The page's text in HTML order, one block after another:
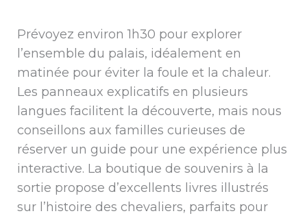
Prévoyez environ 1h30 pour explorer
l’ensemble du palais, idéalement en
matinée pour éviter la foule et la chaleur.
Les panneaux explicatifs en plusieurs
langues facilitent la découverte, mais nous
conseillons aux familles curieuses de
réserver un guide pour une expérience plus
interactive. La boutique de souvenirs à la
sortie propose d’excellents livres illustrés
sur l’histoire des chevaliers, parfaits pour